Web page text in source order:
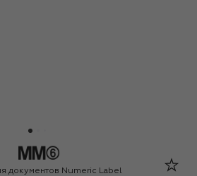
документов Numeric Label